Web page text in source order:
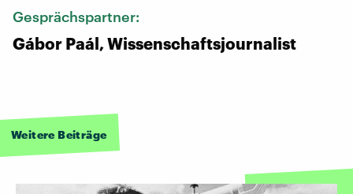
Gesprächspartner:
Gábor Paál, Wissenschaftsjournalist
Weitere Beiträge